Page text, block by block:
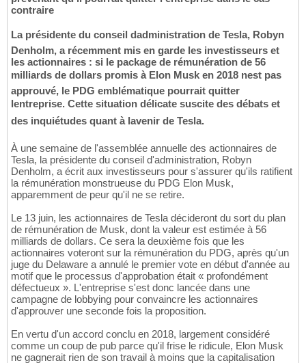
contraire
La présidente du conseil dadministration de Tesla, Robyn
Denholm, a récemment mis en garde les investisseurs et
les actionnaires : si le package de rémunération de 56
milliards de dollars promis à Elon Musk en 2018 nest pas
approuvé, le PDG emblématique pourrait quitter
lentreprise. Cette situation délicate suscite des débats et
des inquiétudes quant à lavenir de Tesla.
À une semaine de l'assemblée annuelle des actionnaires de
Tesla, la présidente du conseil d'administration, Robyn
Denholm, a écrit aux investisseurs pour s'assurer qu'ils ratifient
la rémunération monstrueuse du PDG Elon Musk,
apparemment de peur qu'il ne se retire.
Le 13 juin, les actionnaires de Tesla décideront du sort du plan
de rémunération de Musk, dont la valeur est estimée à 56
milliards de dollars. Ce sera la deuxième fois que les
actionnaires voteront sur la rémunération du PDG, après qu'un
juge du Delaware a annulé le premier vote en début d'année au
motif que le processus d'approbation était « profondément
défectueux ». L'entreprise s'est donc lancée dans une
campagne de lobbying pour convaincre les actionnaires
d'approuver une seconde fois la proposition.
En vertu d'un accord conclu en 2018, largement considéré
comme un coup de pub parce qu'il frise le ridicule, Elon Musk
ne gagnerait rien de son travail à moins que la capitalisation